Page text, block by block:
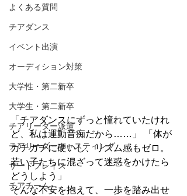
よくある質問
チアダンス
イベント出演
オーディション対策
大学性・第二新卒
大学生・第二新卒
チアリーダー派遣
チアリーダーキャスティング
サードプレイス
チアチーム
「チアダンスにずっと憧れていたけれ
ど、私は運動音痴だから……」 「体が
ガチガチに硬いし、リズム感もゼロ。
若い子たちに混ざって迷惑をかけたら
どうしよう」
そんな不安を抱えて、一歩を踏み出せ